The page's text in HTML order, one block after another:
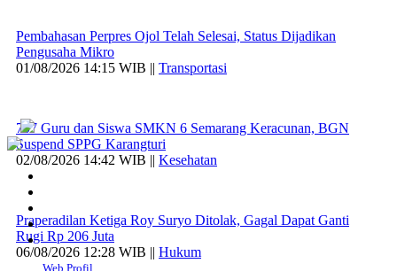
Pembahasan Perpres Ojol Telah Selesai, Status Dijadikan
Pengusaha Mikro
01/08/2026 14:15 WIB || Transportasi
707 Guru dan Siswa SMKN 6 Semarang Keracunan, BGN
Suspend SPPG Karangturi
02/08/2026 14:42 WIB || Kesehatan
Praperadilan Ketiga Roy Suryo Ditolak, Gagal Dapat Ganti
Rugi Rp 206 Juta
06/08/2026 12:28 WIB || Hukum
Web Profil